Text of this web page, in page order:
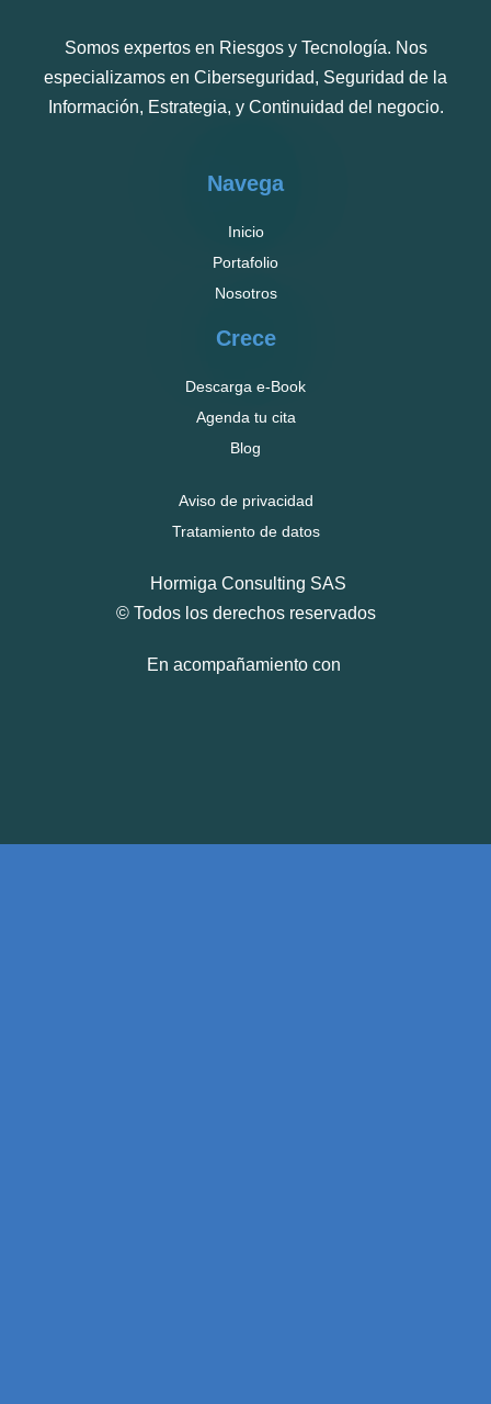
Somos expertos en Riesgos y Tecnología. Nos
especializamos en Ciberseguridad, Seguridad de la
Información, Estrategia, y Continuidad del negocio.
Navega
Inicio
Portafolio
Nosotros
Crece
Descarga e-Book
Agenda tu cita
Blog
Aviso de privacidad
Tratamiento de datos
Hormiga Consulting SAS
© Todos los derechos reservados
En acompañamiento con